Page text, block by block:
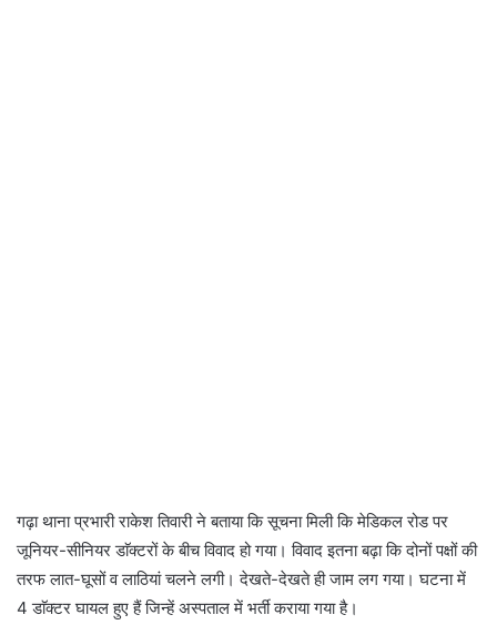
गढ़ा थाना प्रभारी राकेश तिवारी ने बताया कि सूचना मिली कि मेडिकल रोड पर
जूनियर-सीनियर डाॅक्टरों के बीच विवाद हो गया। विवाद इतना बढ़ा कि दोनों पक्षों की
तरफ लात-घूसों व लाठियां चलने लगी। देखते-देखते ही जाम लग गया। घटना में
4 डाॅक्टर घायल हुए हैं जिन्हें अस्पताल में भर्ती कराया गया है।